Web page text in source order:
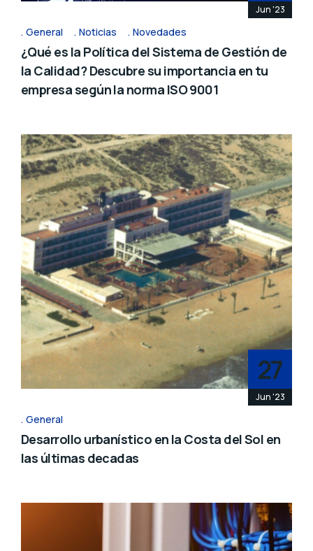
Jun '23
General Noticias Novedades
¿Qué es la Política del Sistema de Gestión de
la Calidad? Descubre su importancia en tu
empresa según la norma ISO 9001
27
Jun '23
General
Desarrollo urbanístico en la Costa del Sol en
las últimas decadas